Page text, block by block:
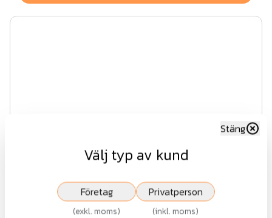
Smidesstaket - Lux AW10.34
Välj typ av kund
Stäng
Företag
(exkl. moms)
Privatperson
(inkl. moms)